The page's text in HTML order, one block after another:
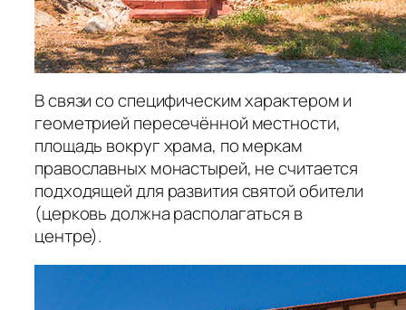
В связи со специфическим характером и
геометрией пересечённой местности,
площадь вокруг храма, по меркам
православных монастырей, не считается
подходящей для развития святой обители
(церковь должна располагаться в
центре).